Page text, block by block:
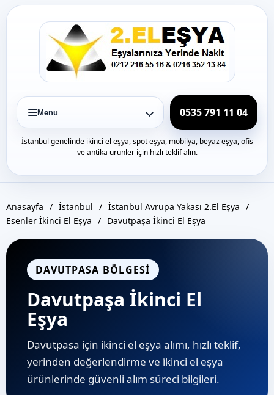
Icerige
Menu 0535 791 11 04
İstanbul genelinde ikinci el eşya, spot eşya, mobilya, beyaz eşya, ofis
ve antika ürünler için hızlı teklif alın.
Anasayfa / İstanbul / İstanbul Avrupa Yakası 2.El Eşya /
Esenler İkinci El Eşya / Davutpaşa İkinci El Eşya
DAVUTPASA BÖLGESI
Davutpaşa İkinci El
Eşya
Davutpasa için ikinci el eşya alımı, hızlı teklif,
yerinden değerlendirme ve i̇kinci el eşya
ürünlerinde güvenli alım süreci bilgileri.